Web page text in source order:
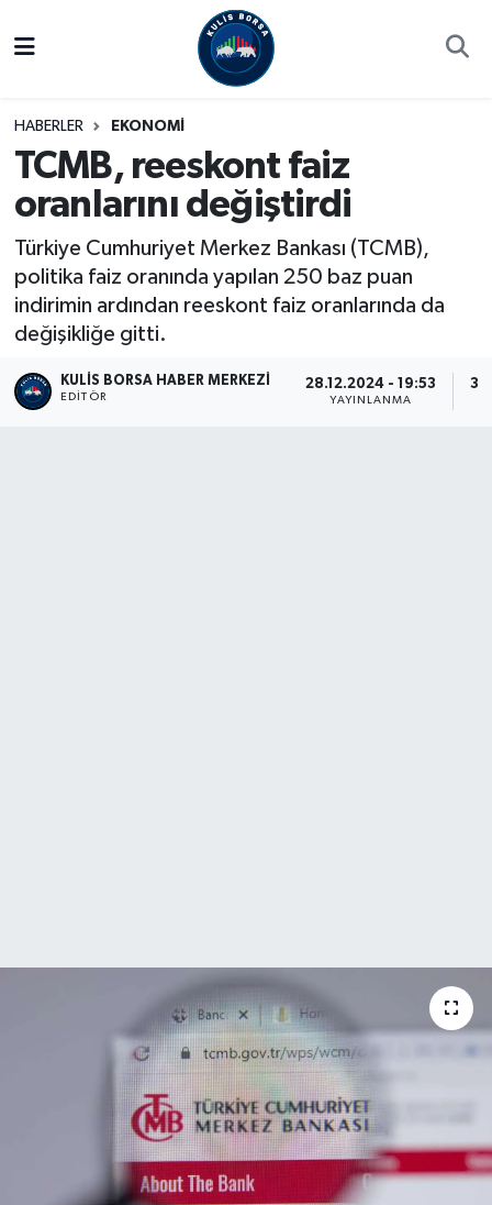
HABERLER EKONOMİ
TCMB, reeskont faiz
oranlarını değiştirdi
Türkiye Cumhuriyet Merkez Bankası (TCMB),
politika faiz oranında yapılan 250 baz puan
indirimin ardından reeskont faiz oranlarında da
değişikliğe gitti.
KULIS BORSA HABER MERKEZI
EDITÖR
28.12.2024 - 19:53
YAYINLANMA
Kulis Haber
Halka Arzlar
Ekonomi
Süper Lig Puan Durumu ve Fikstür
Tüm Manşetler
Son Dakika Haberleri